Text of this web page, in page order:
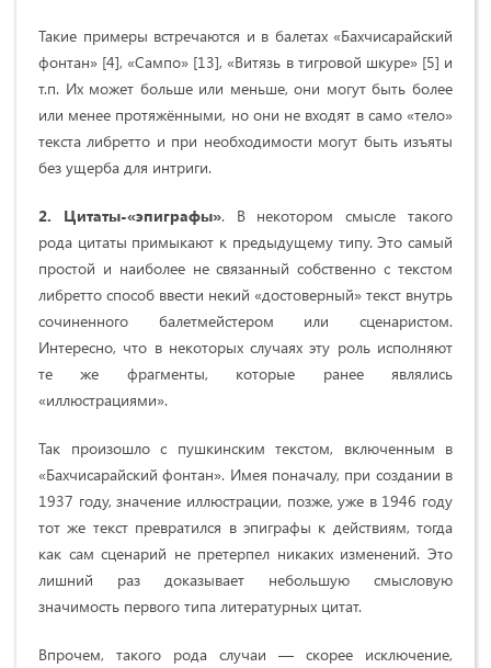
Такие примеры встречаются и в балетах «Бахчисарайский
фонтан» [4], «Сампо» [13], «Витязь в тигровой шкуре» [5] и
т.п. Их может больше или меньше, они могут быть более
или менее протяжёнными, но они не входят в само «тело»
текста либретто и при необходимости могут быть изъяты
без ущерба для интриги.
2. Цитаты-«эпиграфы». В некотором смысле такого
рода цитаты примыкают к предыдущему типу. Это самый
простой и наиболее не связанный собственно с текстом
либретто способ ввести некий «достоверный» текст внутрь
сочиненного балетмейстером или сценаристом.
Интересно, что в некоторых случаях эту роль исполняют
те же фрагменты, которые ранее являлись
«иллюстрациями».
Так произошло с пушкинским текстом, включенным в
«Бахчисарайский фонтан». Имея поначалу, при создании в
1937 году, значение иллюстрации, позже, уже в 1946 году
тот же текст превратился в эпиграфы к действиям, тогда
как сам сценарий не претерпел никаких изменений. Это
лишний раз доказывает небольшую смысловую
значимость первого типа литературных цитат.
Впрочем, такого рода случаи — скорее исключение,